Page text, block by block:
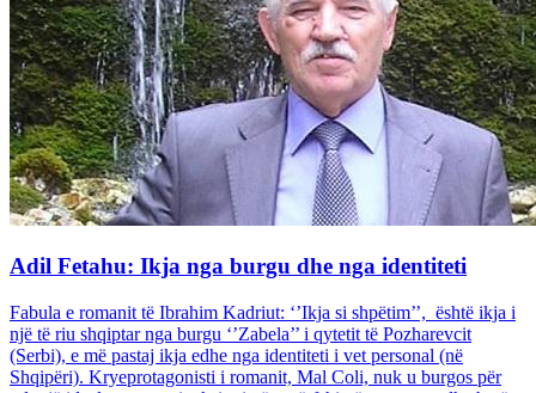
Adil Fetahu: Ikja nga burgu dhe nga identiteti
Fabula e romanit të Ibrahim Kadriut: ‘’Ikja si shpëtim’’, është ikja i
një të riu shqiptar nga burgu ‘’Zabela’’ i qytetit të Pozharevcit
(Serbi), e më pastaj ikja edhe nga identiteti i vet personal (në
Shqipëri). Kryeprotagonisti i romanit, Mal Coli, nuk u burgos për